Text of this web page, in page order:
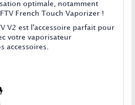
optimale, notamment
French Touch Vaporizer !
V2 est l'accessoire parfait pour
votre vaporisateur
accessoires.